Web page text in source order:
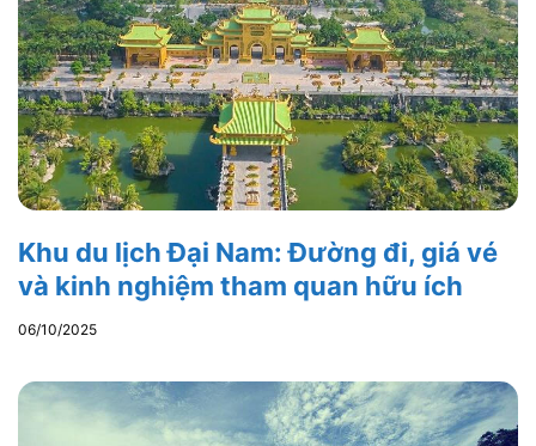
Khu du lịch Đại Nam: Đường đi, giá vé
và kinh nghiệm tham quan hữu ích
06/10/2025